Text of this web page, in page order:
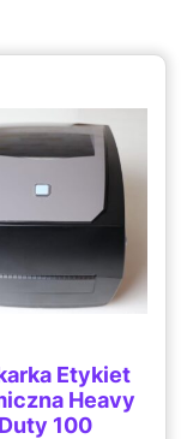
Etykiet
Heavy
Duty 100